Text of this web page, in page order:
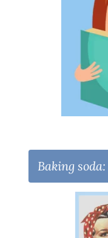
Baking